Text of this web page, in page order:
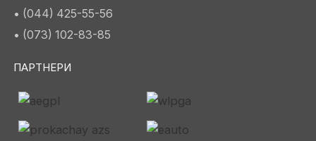
• (044) 425-55-56
• (073) 102-83-85
ПАРТНЕРИ